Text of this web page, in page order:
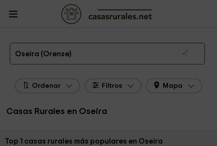
Casas Rurales
Orense
Casas Rurales Oseira
Las 1 mejores casas rurales en Oseira de 2026
Oseira (Orense)
Ordenar Filtros Mapa
Casas Rurales en Oseira
Ordenar por:
Top 1 casas rurales más populares en Oseira